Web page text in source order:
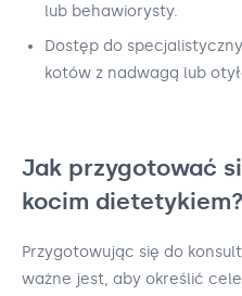
lub behawiorysty.
Dostęp do
kotów z nadwagą lub
Jak przygotować
kocim dietetykiem?
Przygotowując się do
ważne jest, aby określić